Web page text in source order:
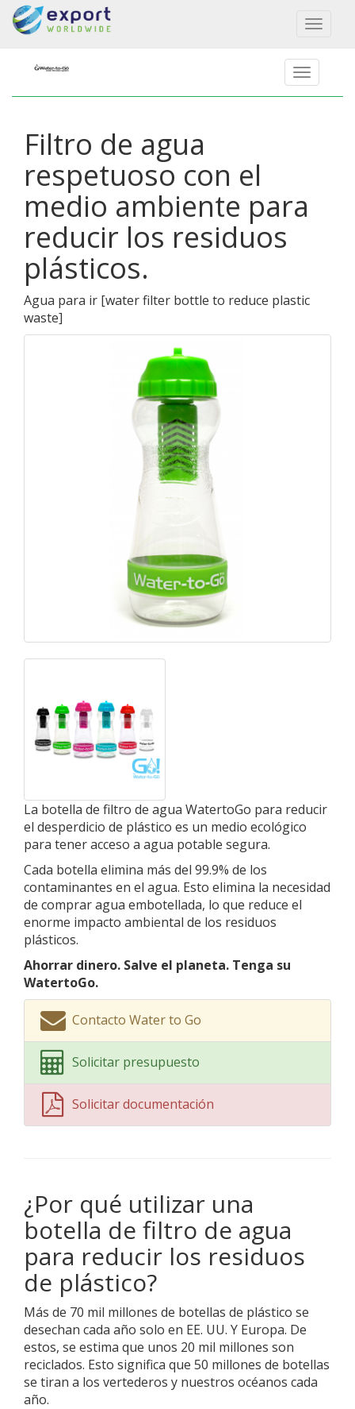
Toggle
Filtro de agua
respetuoso con el
medio ambiente para
reducir los residuos
plásticos.
Agua para ir [water filter bottle to reduce plastic
waste]
La botella de filtro de agua WatertoGo para reducir
el desperdicio de plástico es un medio ecológico
para tener acceso a agua potable segura.
Cada botella elimina más del 99.9% de los
contaminantes en el agua. Esto elimina la necesidad
de comprar agua embotellada, lo que reduce el
enorme impacto ambiental de los residuos
plásticos.
Ahorrar dinero. Salve el planeta. Tenga su
WatertoGo.
Contacto Water to Go
Solicitar presupuesto
Solicitar documentación
¿Por qué utilizar una
botella de filtro de agua
para reducir los residuos
de plástico?
Más de 70 mil millones de botellas de plástico se
desechan cada año solo en EE. UU. Y Europa. De
estos, se estima que unos 20 mil millones son
reciclados. Esto significa que 50 millones de botellas
se tiran a los vertederos y nuestros océanos cada
año.